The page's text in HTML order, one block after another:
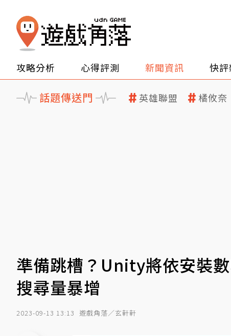
攻略分析 心得評測 新聞資訊 快
話題傳送門 英雄聯盟 橘攸奈
準備跳槽？Unity將依安裝
搜尋量暴增
2023-09-13 13:13 遊戲角落／玄軒軒